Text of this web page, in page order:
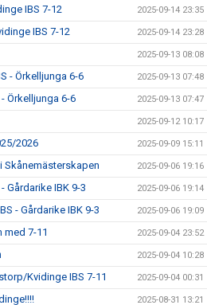
IBS 7-12 2025-09-14 23:35
IBS 7-12 2025-09-14 23:28
2025-09-13 08:08
- Örkelljunga 6-6 2025-09-13 07:48
Örkelljunga 6-6 2025-09-13 07:47
2025-09-12 10:17
2026 2025-09-09 15:11
Skånemästerskapen 2025-09-06 19:16
Gårdarike IBK 9-3 2025-09-06 19:14
- Gårdarike IBK 9-3 2025-09-06 19:09
med 7-11 2025-09-04 23:52
2025-09-04 10:28
Kvidinge IBS 7-11 2025-09-04 00:31
2025-08-31 13:21